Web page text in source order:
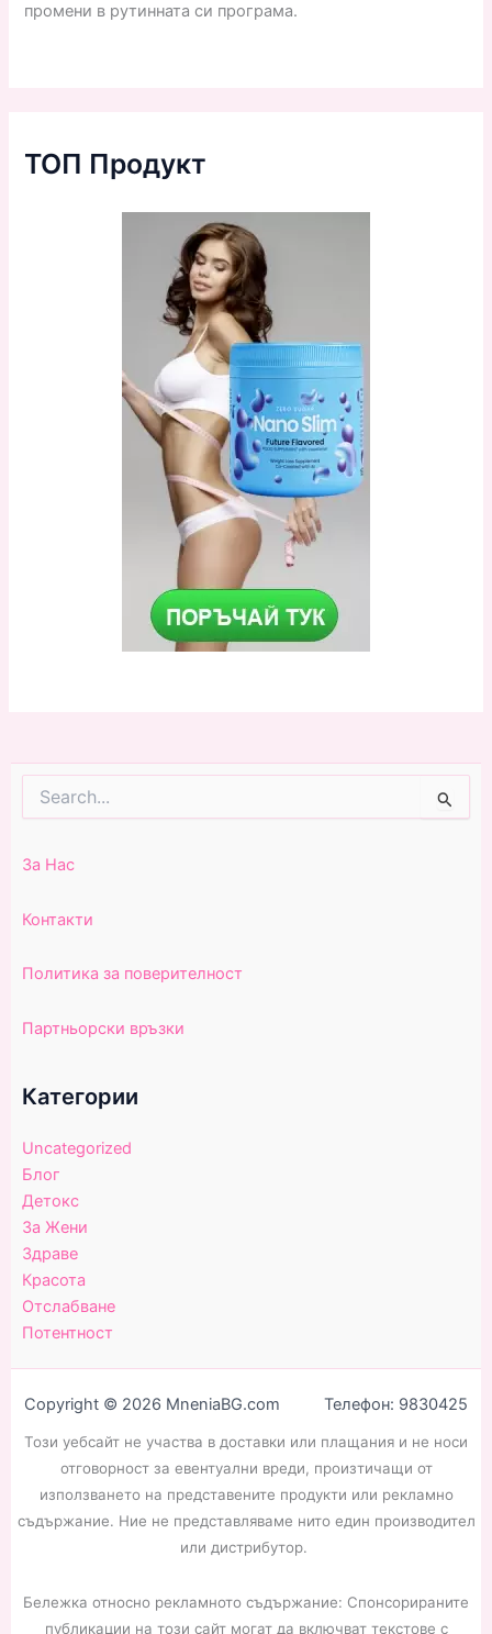
промени в рутинната си програма.
ТОП Продукт
for:
За Нас
Контакти
Политика за поверителност
Партньорски връзки
Категории
Uncategorized
Блог
Детокс
За Жени
Здраве
Красота
Отслабване
Потентност
Copyright © 2026 MneniaBG.com Телефон: 9830425
Този уебсайт не участва в доставки или плащания и не носи
отговорност за евентуални вреди, произтичащи от
използването на представените продукти или рекламно
съдържание. Ние не представляваме нито един производител
или дистрибутор.
Бележка относно рекламното съдържание: Спонсорираните
публикации на този сайт могат да включват текстове с